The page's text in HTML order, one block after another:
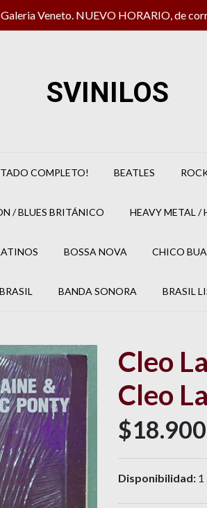
Veneto. NUEVO HORARIO, de
SVINILOS
COMPLETO! BEATLES
/ BLUES BRITÁNICO HEAVY METAL /
BOSSA NOVA CHICO
BANDA SONORA BRASIL
Cleo
Cleo
$18.900
Disponibilidad: 1